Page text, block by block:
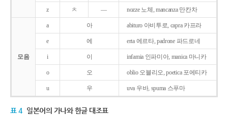
z ㅊ ― nozze 노체, mancanza 만칸차
모음
a 아 abituro 아비투로, capra 카프라
e 에 erta 에르타, padrone 파드로네
i 이 infamia 인파미아, manica 마니카
o 오 oblio 오블리오, poetica 포에티카
u 우 uva 우바, spuma 스푸마
표 4 일본어의 가나와 한글 대조표